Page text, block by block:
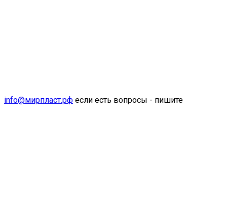
info@мирпласт.рф если есть вопросы - пишите